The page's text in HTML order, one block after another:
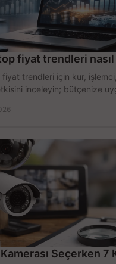
fiyat trendleri
trendleri için kur,
inceleyin; bütçenize
Seçerken 7